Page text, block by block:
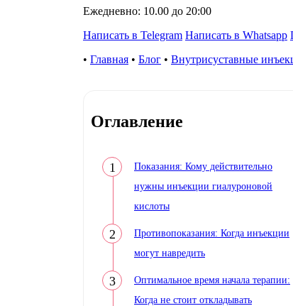
Ежедневно: 10.00 до 20:00
Написать в Telegram Написать в Whatsapp
• Главная • Блог • Внутрисуставные
Оглавление
Показания: Кому действительно
нужны инъекции гиалуроновой
кислоты
Противопоказания: Когда инъекции
могут навредить
Оптимальное время начала терапии:
Когда не стоит откладывать